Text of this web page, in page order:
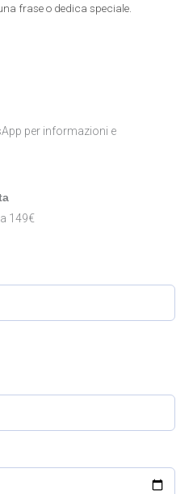
frase o dedica speciale.
per informazioni e
149€